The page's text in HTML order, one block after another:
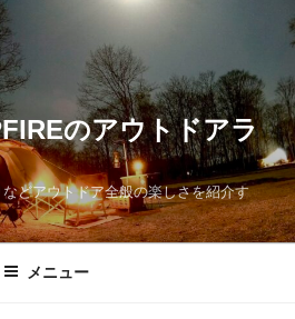
のアウトドアラ
どアウトドア全般の楽しさを紹介す
メニュー